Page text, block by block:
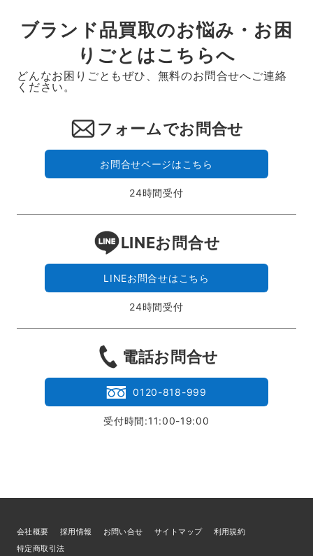
ブランド品買取のお悩み・お困
りごとはこちらへ
どんなお困りごともぜひ、無料のお問合せへご連絡
ください。
フォームでお問合せ
お問合せページはこちら
24時間受付
LINEお問合せ
LINEお問合せはこちら
24時間受付
電話お問合せ
0120-818-999
受付時間:11:00-19:00
会社概要 採用情報 お問い合せ サイトマップ
利用規約
特定商取引法